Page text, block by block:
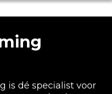
is dé specialist voor